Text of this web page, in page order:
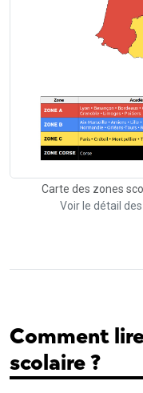
Carte des zones
Voir le détail
Comment
scolaire ?